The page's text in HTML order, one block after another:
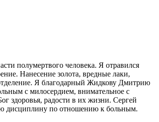
полумертвого человека. Я отравился
Нанесение золота, вредные лаки,
Я благодарный Жидкову Дмитрию
с милосердием, внимательное с
здоровья, радости в их жизни. Сергей
дисциплину по отношению к больным.